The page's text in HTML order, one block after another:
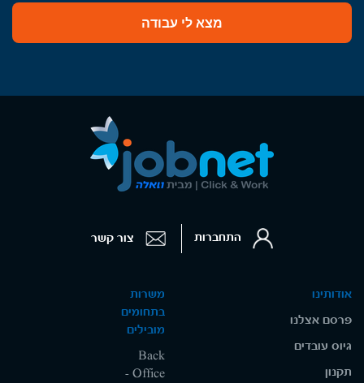
מצא לי עבודה
אודותינו
פרסם אצלנו
גיוס עובדים
תקנון
משרות
בתחומים
מובילים
Back
Office -